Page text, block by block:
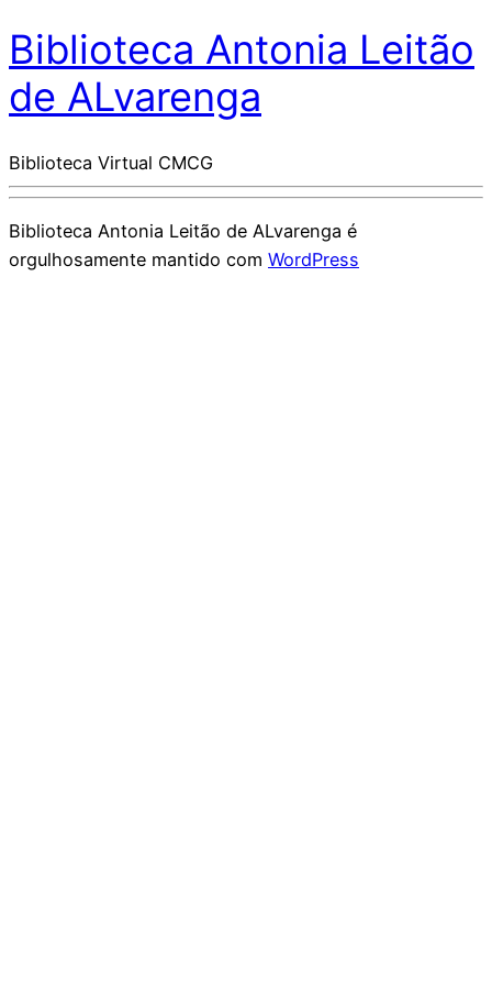
Biblioteca Antonia Leitão
de ALvarenga
Biblioteca Virtual CMCG
Biblioteca Antonia Leitão de ALvarenga é
orgulhosamente mantido com WordPress